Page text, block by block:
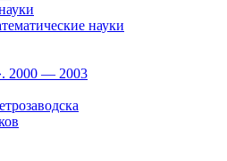
науки
2000 — 2003